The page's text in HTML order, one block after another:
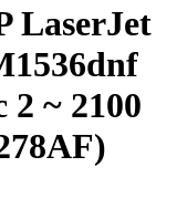
LaserJet
~ 2100